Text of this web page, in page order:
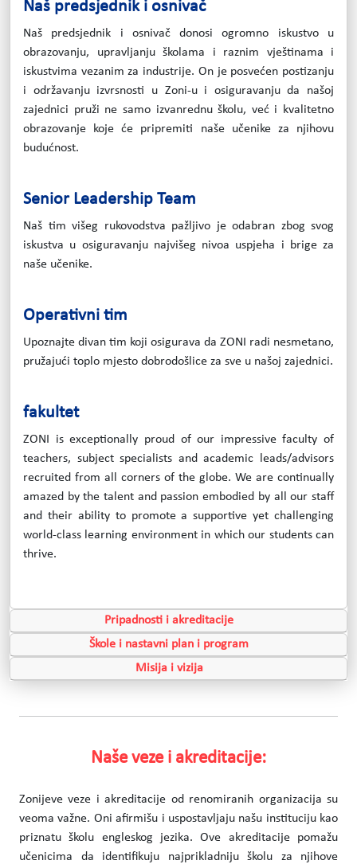
Naš predsjednik i osnivač
Naš predsjednik i osnivač donosi ogromno iskustvo u
obrazovanju, upravljanju školama i raznim vještinama i
iskustvima vezanim za industrije. On je posvećen postizanju
i održavanju izvrsnosti u Zoni-u i osiguravanju da našoj
zajednici pruži ne samo izvanrednu školu, već i kvalitetno
obrazovanje koje će pripremiti naše učenike za njihovu
budućnost.
Senior Leadership Team
Naš tim višeg rukovodstva pažljivo je odabran zbog svog
iskustva u osiguravanju najvišeg nivoa uspjeha i brige za
naše učenike.
Operativni tim
Upoznajte divan tim koji osigurava da ZONI radi nesmetano,
pružajući toplo mjesto dobrodošlice za sve u našoj zajednici.
fakultet
ZONI is exceptionally proud of our impressive faculty of
teachers, subject specialists and academic leads/advisors
recruited from all corners of the globe. We are continually
amazed by the talent and passion embodied by all our staff
and their ability to promote a supportive yet challenging
world-class learning environment in which our students can
thrive.
Pripadnosti i akreditacije
Škole i nastavni plan i program
Misija i vizija
Naše veze i akreditacije:
Zonijeve veze i akreditacije od renomiranih organizacija su
veoma važne. Oni afirmišu i uspostavljaju našu instituciju kao
priznatu školu engleskog jezika. Ove akreditacije pomažu
učenicima da identifikuju najprikladniju školu za njihove